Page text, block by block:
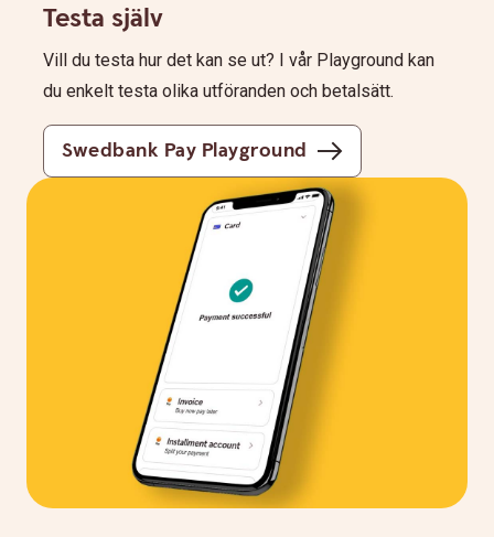
Testa själv
Vill du testa hur det kan se ut? I vår Playground kan
du enkelt testa olika utföranden och betalsätt.
Swedbank Pay Playground